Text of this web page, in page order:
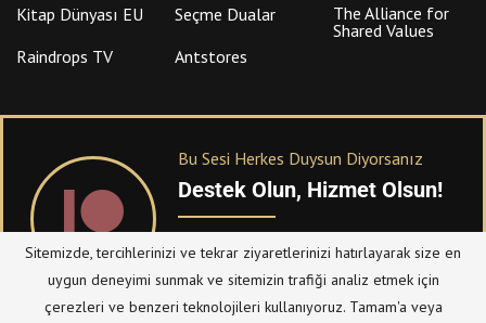
Kitap Dünyası EU
Seçme Dualar
The Alliance for
Shared Values
Raindrops TV
Antstores
Bu Sesi Herkes Duysun Diyorsanız
Destek Olun, Hizmet Olsun!
PATREONüzerinden sitemize bağışta
bulanabilirsiniz.
Sitemizde, tercihlerinizi ve tekrar ziyaretlerinizi hatırlayarak size en
uygun deneyimi sunmak ve sitemizin trafiği analiz etmek için
çerezleri ve benzeri teknolojileri kullanıyoruz. Tamam'a veya